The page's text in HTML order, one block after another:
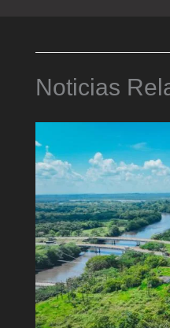
Noticias